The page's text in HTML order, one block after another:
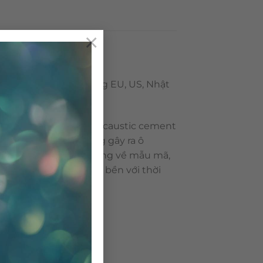
×
đến các thị trường EU, US, Nhật
là cement tile hay encaustic cement
gạch bông không gây ra ô
điểm như: đang dạng về mẫu mã,
biệt, gạch bông rất bền với thời